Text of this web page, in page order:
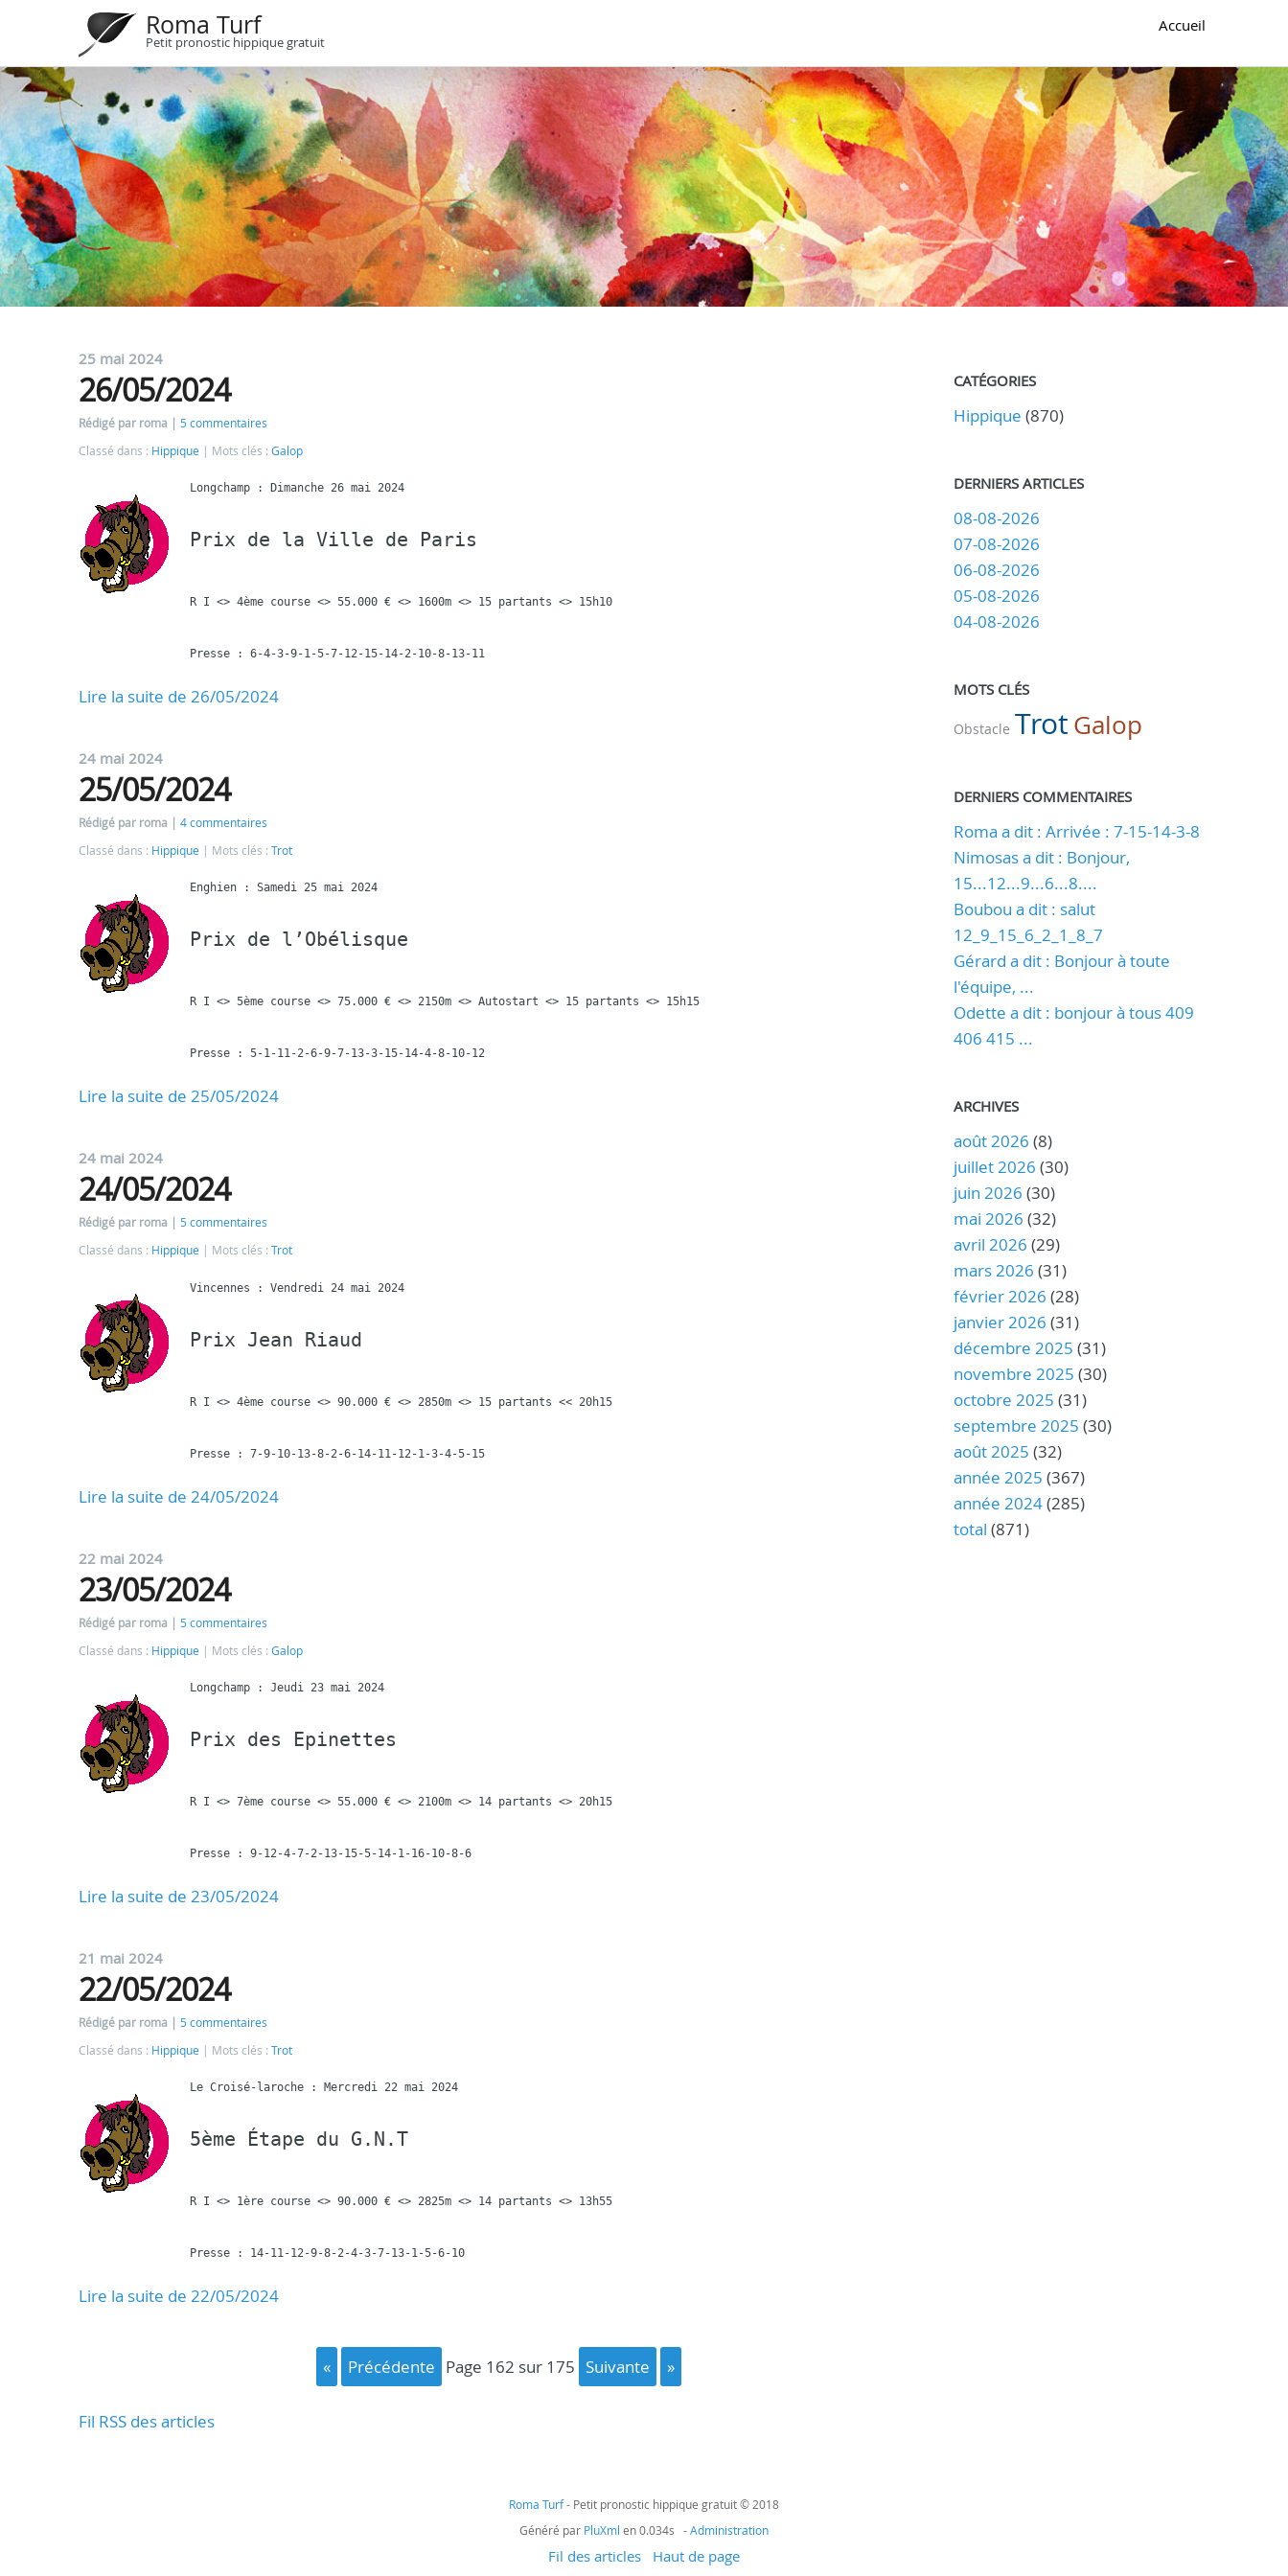
Roma Turf
Petit pronostic hippique gratuit
Accueil
25 mai 2024
26/05/2024
Rédigé par roma
5 commentaires
Classé dans : Hippique Mots clés : Galop
Prix de la Ville de Paris
R I <> 4ème course <> 55.000 € <> 1600m <> 15 partants <> 15h10
Lire la suite de 26/05/2024
24 mai 2024
25/05/2024
Rédigé par roma
4 commentaires
Classé dans : Hippique Mots clés : Trot
Prix de l’Obélisque
R I <> 5ème course <> 75.000 € <> 2150m <> Autostart <> 15 partants <> 15h15
Presse : 5-1-11-2-6-9-7-13-3-15-14-4-8-10-12
Lire la suite de 25/05/2024
24 mai 2024
24/05/2024
Rédigé par roma
5 commentaires
Classé dans : Hippique Mots clés : Trot
Prix Jean Riaud
R I <> 4ème course <> 90.000 € <> 2850m <> 15 partants << 20h15
Lire la suite de 24/05/2024
22 mai 2024
23/05/2024
Rédigé par roma
5 commentaires
Classé dans : Hippique Mots clés : Galop
Prix des Epinettes
R I <> 7ème course <> 55.000 € <> 2100m <> 14 partants <> 20h15
Lire la suite de 23/05/2024
21 mai 2024
22/05/2024
Rédigé par roma
5 commentaires
Classé dans : Hippique Mots clés : Trot
5ème Étape du G.N.T
R I <> 1ère course <> 90.000 € <> 2825m <> 14 partants <> 13h55
Presse : 14-11-12-9-8-2-4-3-7-13-1-5-6-10
Lire la suite de 22/05/2024
« précédente page 162 sur 175 suivante »
Fil RSS des articles
CATÉGORIES
Hippique (870)
DERNIERS ARTICLES
08-08-2026
07-08-2026
06-08-2026
05-08-2026
04-08-2026
MOTS CLÉS
Obstacle Trot Galop
DERNIERS COMMENTAIRES
Roma a dit : Arrivée : 7-15-14-3-8
Nimosas a dit : Bonjour,
15...12...9...6...8....
Boubou a dit : salut
12_9_15_6_2_1_8_7
Gérard a dit : Bonjour à toute
l'équipe, ...
Odette a dit : bonjour à tous 409
406 415 ...
ARCHIVES
août 2026 (8)
juillet 2026 (30)
juin 2026 (30)
mai 2026 (32)
avril 2026 (29)
mars 2026 (31)
février 2026 (28)
janvier 2026 (31)
décembre 2025 (31)
novembre 2025 (30)
octobre 2025 (31)
septembre 2025 (30)
août 2025 (32)
année 2025 (367)
année 2024(285)
total (871)
Roma Turf- Petit pronostic hippique gratuit © 2018
Généré par PluXml en 0.034s -Administration
Fil des articles Haut de page